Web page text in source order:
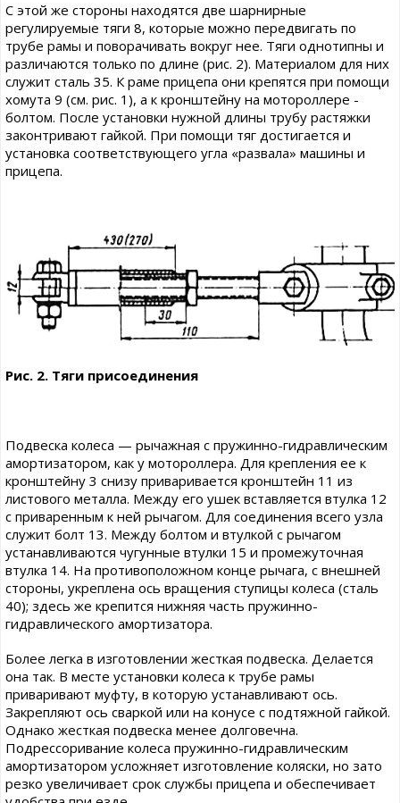
С этой же стороны находятся две шарнирные
регулируемые тяги 8, которые можно передвигать по
трубе рамы и поворачивать вокруг нее. Тяги однотипны и
различаются только по длине (рис. 2). Материалом для них
служит сталь 35. К раме прицепа они крепятся при помощи
хомута 9 (см. рис. 1), а к кронштейну на мотороллере -
болтом. После установки нужной длины трубу растяжки
законтривают гайкой. При помощи тяг достигается и
установка соответствующего угла «развала» машины и
прицепа.
Рис. 2. Тяги присоединения
Подвеска колеса — рычажная с пружинно-гидравлическим
амортизатором, как у мотороллера. Для крепления ее к
кронштейну 3 снизу приваривается кронштейн 11 из
листового металла. Между его ушек вставляется втулка 12
с приваренным к ней рычагом. Для соединения всего узла
служит болт 13. Между болтом и втулкой с рычагом
устанавливаются чугунные втулки 15 и промежуточная
втулка 14. На противоположном конце рычага, с внешней
стороны, укреплена ось вращения ступицы колеса (сталь
40); здесь же крепится нижняя часть пружинно-
гидравлического амортизатора.
Более легка в изготовлении жесткая подвеска. Делается
она так. В месте установки колеса к трубе рамы
приваривают муфту, в которую устанавливают ось.
Закрепляют ось сваркой или на конусе с подтяжной гайкой.
Однако жесткая подвеска менее долговечна.
Подрессоривание колеса пружинно-гидравлическим
амортизатором усложняет изготовление коляски, но зато
резко увеличивает срок службы прицепа и обеспечивает